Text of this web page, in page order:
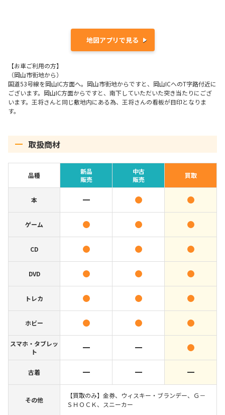
地図アプリで見る
【お車ご利用の方】
（岡山市街地から）
国道53号線を岡山IC方面へ。岡山市街地からですと、岡山ICへのT字路付近に
ございます。岡山IC方面からですと、南下していただいた突き当たりにござ
います。王将さんと同じ敷地内にある為、王将さんの看板が目印となりま
す。
取扱商材
品種
新品
販売
中古
販売
買取
本
ゲーム
CD
DVD
トレカ
ホビー
スマホ・タブレッ
ト
古着
その他
【買取のみ】金券、ウィスキー・ブランデー、Ｇ－
ＳＨＯＣＫ、スニーカー